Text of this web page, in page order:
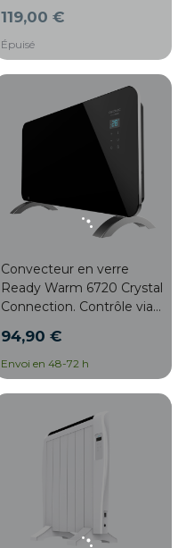
réglable, minuterie,
support, adapté aux salles
de bains (IP24), silencieux
119,00 €
Épuisé
Convecteur en verre
Ready Warm 6720 Crystal
Connection. Contrôle via
réglable, minuterie,
support, adapté aux salles
de bains (IP24), silencieux
94,90 €
Envoi en 48-72 h